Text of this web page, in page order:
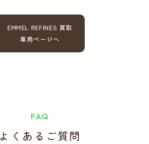
EMMEL REFINES 買取
専用ページへ
FAQ
よくあるご質問